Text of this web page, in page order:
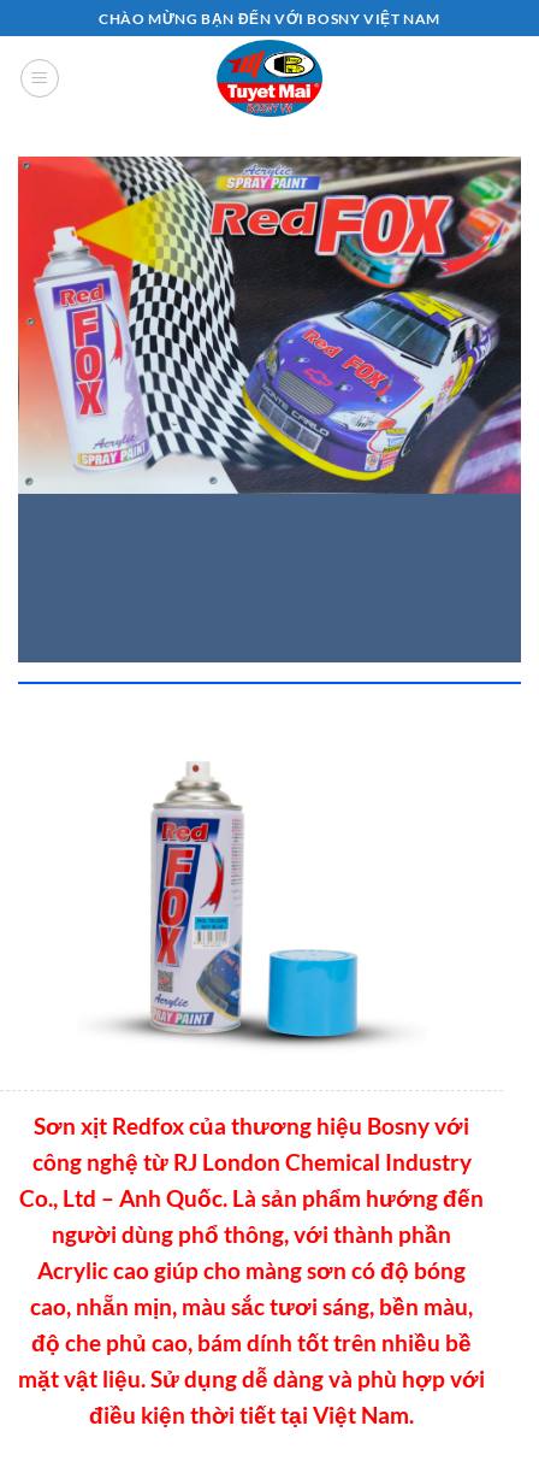
qua
nội
dung
CHÀO MỪNG BẠN ĐẾN VỚI BOSNY VIỆT NAM
Sơn xịt Redfox của thương hiệu Bosny với
công nghệ từ RJ London Chemical Industry
Co., Ltd – Anh Quốc. Là sản phẩm hướng đến
người dùng phổ thông, với thành phần
Acrylic cao giúp cho màng sơn có độ bóng
cao, nhẵn mịn, màu sắc tươi sáng, bền màu,
độ che phủ cao, bám dính tốt trên nhiều bề
mặt vật liệu. Sử dụng dễ dàng và phù hợp với
điều kiện thời tiết tại Việt Nam.